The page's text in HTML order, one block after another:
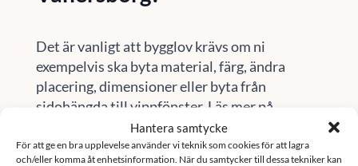
Hantera samtycke
För att ge en bra upplevelse använder vi teknik som cookies för att lagra
och/eller komma åt enhetsinformation. När du samtycker till dessa tekniker kan
Det är vanligt att bygglov krävs om ni
exempelvis ska byta material, färg, ändra
placering, dimensioner eller byta från
sidohängda till vippfönster. Läs mer på
Stockholm stads webbplatseller kontakta oss
på Sefast för vägledning.